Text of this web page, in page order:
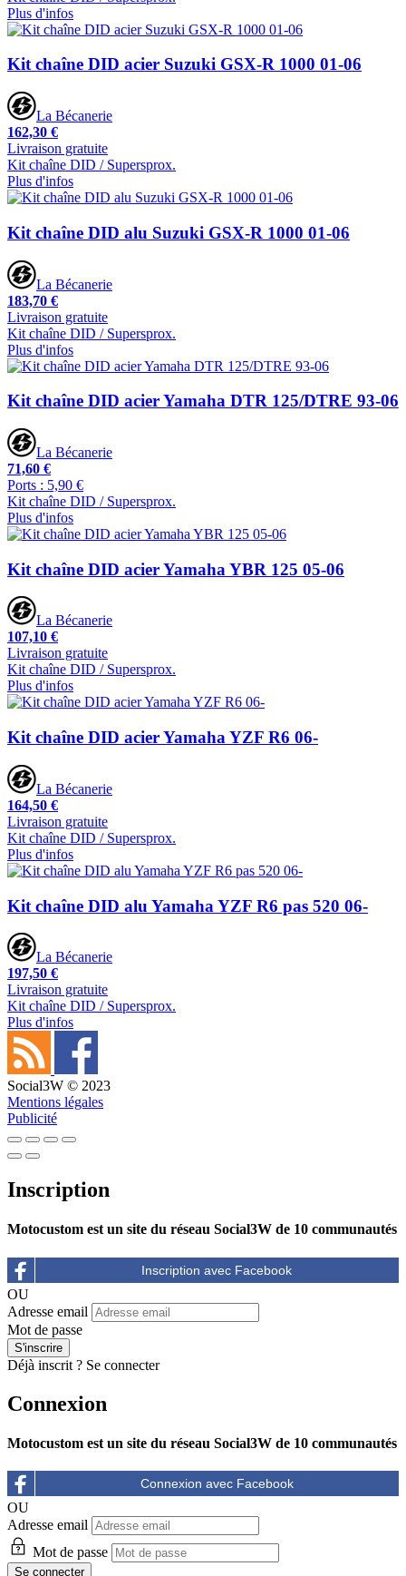
Plus d'infos
Kit chaîne DID acier Suzuki GSX-R 1000 01-06
La Bécanerie
162,30 €
Livraison gratuite
Kit chaîne DID / Supersprox.
Plus d'infos
Kit chaîne DID alu Suzuki GSX-R 1000 01-06
La Bécanerie
183,70 €
Livraison gratuite
Kit chaîne DID / Supersprox.
Plus d'infos
Kit chaîne DID acier Yamaha DTR 125/DTRE 93-06
La Bécanerie
71,60 €
Ports : 5,90 €
Kit chaîne DID / Supersprox.
Plus d'infos
Kit chaîne DID acier Yamaha YBR 125 05-06
La Bécanerie
107,10 €
Livraison gratuite
Kit chaîne DID / Supersprox.
Plus d'infos
Kit chaîne DID acier Yamaha YZF R6 06-
La Bécanerie
164,50 €
Livraison gratuite
Kit chaîne DID / Supersprox.
Plus d'infos
Kit chaîne DID alu Yamaha YZF R6 pas 520 06-
La Bécanerie
197,50 €
Livraison gratuite
Kit chaîne DID / Supersprox.
Plus d'infos
Social3W © 2023
Mentions légales
Publicité
Inscription
Motocustom est un site du réseau Social3W de 10 communautés
OU
Adresse email
Mot de passe
Déjà inscrit ? Se connecter
Connexion
Motocustom est un site du réseau Social3W de 10 communautés
OU
Adresse email
Mot de passe